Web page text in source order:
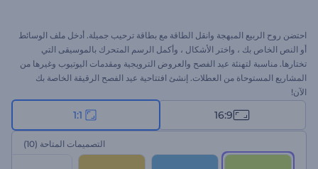
احتضن روح الربيع المبهجة وانقل الطاقة مع بطاقة ترحيب جميلة. أدخل ملف الوسائط
أو النص الخاص بك ، واختر الأشكال ، وأكمل الرسم المتحرك بالموسيقى التي
تختارها. مناسبة لتهنئة عيد الفصح والعروض الترويجية ومقدمات اليوتيوب وغيرها من
المشاريع المستوحاة من العطلات. إنشئ افتتاحية عيد الفصح الرقيقة الخاصة بك
الآن!
16:9
1:1
التصميمات المتاحة (10)